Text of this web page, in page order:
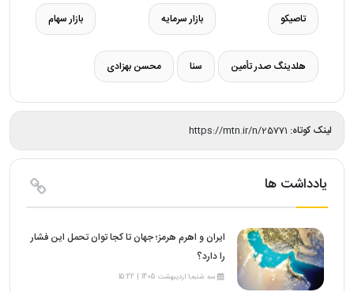
تاصیکو بازار سرمایه بازار سهام
هلدینگ صدر تأمین سنا محسن بهزادی
لینک کوتاه: https://mtn.ir/n/25771
یادداشت ها
ایران و اهرم هرمز؛ جهان تا کجا توان تحمل این فشار
را دارد؟
سه شنبه,1 اردیبهشت 1405 | 15:22